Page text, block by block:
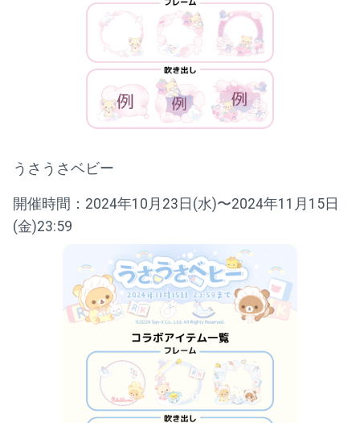
うさうさベビー
開催時間：2024年10月23日(水)〜2024年11月15日
(金)23:59